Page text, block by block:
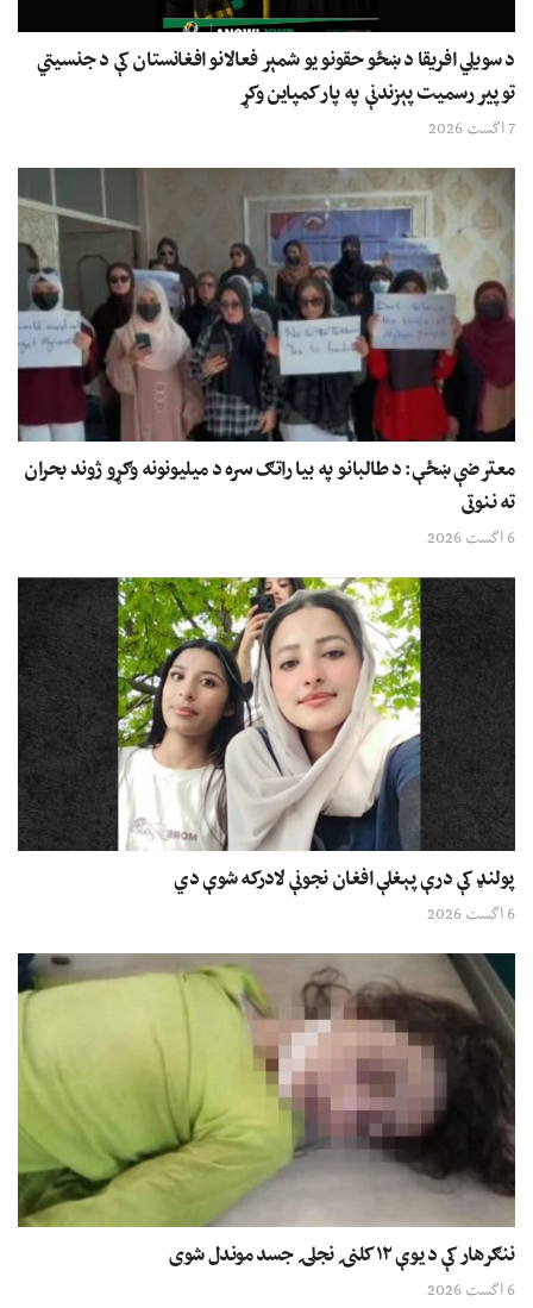
د سویلي افریقا د ښځو حقونو یو شمېر فعالانو افغانستان کې د جنسیتي
توپیر رسمیت پېزندنې په پار کمپاین وکړ
7 اگست 2026
معترضې ښځې: د طالبانو په بیا راتګ سره د میلیونونه وګړو ژوند بحران
ته ننوتی
6 اگست 2026
پولنډ کې درې پېغلې افغان نجونې لادرکه شوې دي
6 اگست 2026
ننګرهار کې د یوې ۱۲ کلنۍ نجلۍ جسد موندل شوی
6 اگست 2026